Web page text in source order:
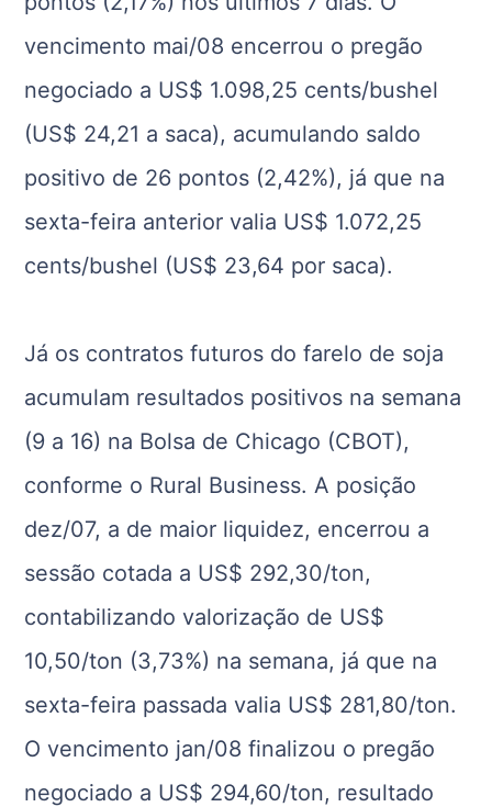
vencimento mai/08 encerrou o pregão
negociado a US$ 1.098,25 cents/bushel
(US$ 24,21 a saca), acumulando saldo
positivo de 26 pontos (2,42%), já que na
sexta-feira anterior valia US$ 1.072,25
cents/bushel (US$ 23,64 por saca).
Já os contratos futuros do farelo de soja
acumulam resultados positivos na semana
(9 a 16) na Bolsa de Chicago (CBOT),
conforme o Rural Business. A posição
dez/07, a de maior liquidez, encerrou a
sessão cotada a US$ 292,30/ton,
contabilizando valorização de US$
10,50/ton (3,73%) na semana, já que na
sexta-feira passada valia US$ 281,80/ton.
O vencimento jan/08 finalizou o pregão
negociado a US$ 294,60/ton, resultado